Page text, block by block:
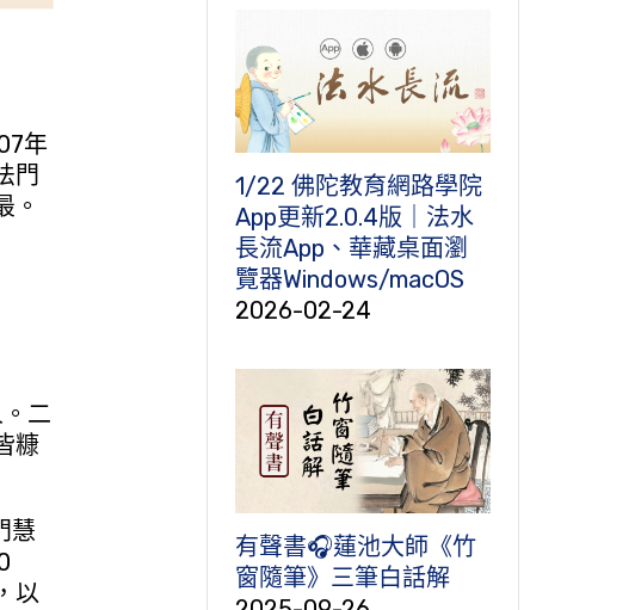
年
門
。
二
糠
慧
以
1/22 佛陀教育網路學院
App更新2.0.4版｜法水
長流App、華藏桌面瀏
覽器Windows/macOS
2026-02-24
有聲書🎧蓮池大師《竹
窗隨筆》三筆白話解